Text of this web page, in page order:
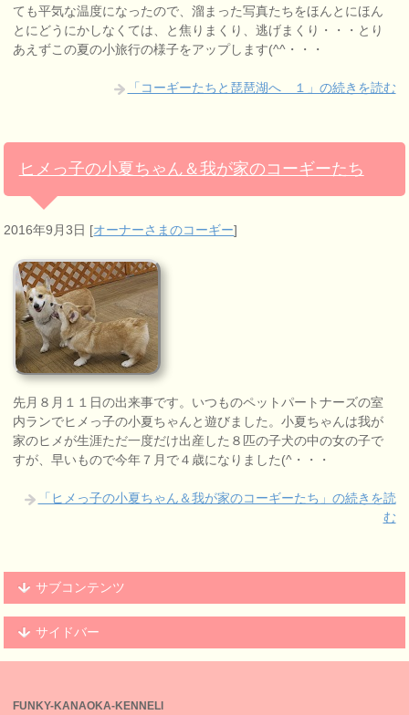
ても平気な温度になったので、溜まった写真たちをほんとにほん
とにどうにかしなくては、と焦りまくり、逃げまくり・・・とり
あえずこの夏の小旅行の様子をアップします(^^・・・
「コーギーたちと琵琶湖へ １」の続きを読む
ヒメっ子の小夏ちゃん＆我が家のコーギーたち
2016年9月3日 [オーナーさまのコーギー]
先月８月１１日の出来事です。いつものペットパートナーズの室
内ランでヒメっ子の小夏ちゃんと遊びました。小夏ちゃんは我が
家のヒメが生涯ただ一度だけ出産した８匹の子犬の中の女の子で
すが、早いもので今年７月で４歳になりました(^・・・
「ヒメっ子の小夏ちゃん＆我が家のコーギーたち」の続きを読
む
サブコンテンツ
サイドバー
FUNKY-KANAOKA-KENNELl